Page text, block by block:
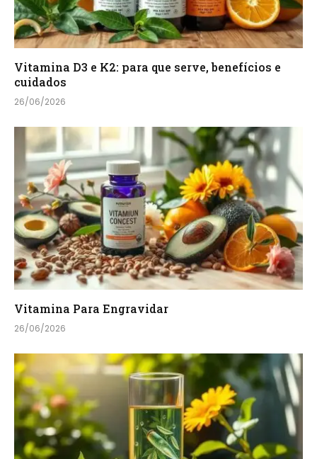
Vitamina D3 e K2: para que serve, benefícios e
cuidados
26/06/2026
Vitamina Para Engravidar
26/06/2026